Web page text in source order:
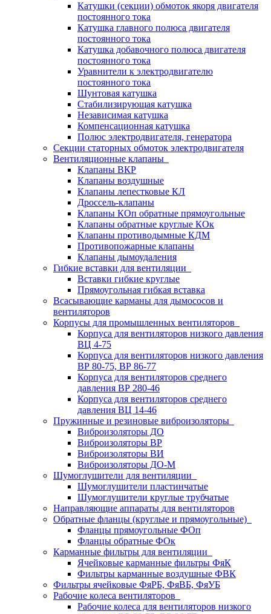
Катушки (секции) обмоток якоря двигателя
постоянного тока
Катушка главного полюса двигателя
постоянного тока
Катушка добавочного полюса двигателя
постоянного тока
Уравнители к электродвигателю
постоянного тока
Шунтовая катушка
Стабилизирующая катушка
Независимая катушка
Компенсационная катушка
Полюс электродвигателя, генератора
Секции статорных обмоток электродвигателя
Вентиляционные клапаны
Клапаны ВКР
Клапаны воздушные
Клапаны лепестковые КЛ
Дроссель-клапаны
Клапаны КОп обратные прямоугольные
Клапаны обратные круглые КОк
Клапаны противодымные КДМ
Противопожарные клапаны
Клапаны дымоудаления
Гибкие вставки для вентиляции
Вставки гибкие круглые
Прямоугольная гибкая вставка
Всасывающие карманы для дымососов и
вентиляторов
Корпусы для промышленных вентиляторов
Корпуса для вентиляторов низкого давления
ВЦ 4-75
Корпуса для вентиляторов низкого давления
ВР 80-75, ВР 86-77
Корпуса для вентиляторов среднего
давления ВР 280-46
Корпуса для вентиляторов среднего
давления ВЦ 14-46
Пружинные и резиновые виброизоляторы
Виброизоляторы ДО
Виброизоляторы ВР
Виброизоляторы ВИ
Виброизоляторы ДО-М
Шумоглушители для вентиляции
Шумоглушители пластинчатые
Шумоглушители круглые трубчатые
Направляющие аппараты для вентиляторов
Обратные фланцы (круглые и прямоугольные)
Фланцы прямоугольные ФОп
Фланцы обратные ФОк
Карманные фильтры для вентиляции
Ячейковые карманные фильтры ФяК
Фильтры карманные воздушные ФВК
Фильтры ячейковые ФяРБ, ФяВБ, ФяУБ
Рабочие колеса вентиляторов
Рабочие колеса для вентиляторов низкого